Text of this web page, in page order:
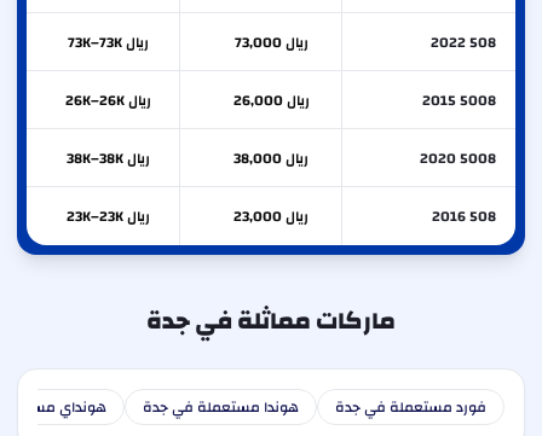
508 2022 ريال 73,000 ريال 73K–73K
5008 2015 ريال 26,000 ريال 26K–26K
5008 2020 ريال 38,000 ريال 38K–38K
508 2016 ريال 23,000 ريال 23K–23K
ماركات مماثلة في جدة
فورد مستعملة في جدة هوندا مستعملة في جدة هونداي